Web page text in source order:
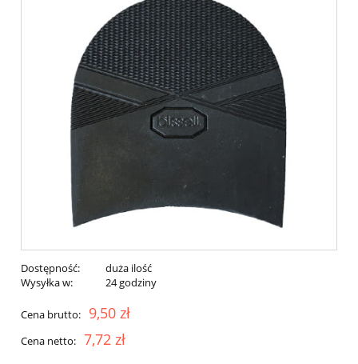
Dostępność:
duża ilość
Wysyłka w:
24 godziny
Cena brutto: 9,50 zł
Cena netto: 7,72 zł